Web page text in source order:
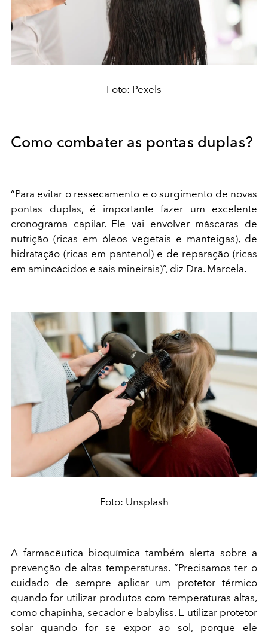
Foto: Pexels
Como combater as pontas duplas?
“Para evitar o ressecamento e o surgimento de novas
pontas duplas, é importante fazer um excelente
cronograma capilar. Ele vai envolver máscaras de
nutrição (ricas em óleos vegetais e manteigas), de
hidratação (ricas em pantenol) e de reparação (ricas
em aminoácidos e sais mineirais)”, diz Dra. Marcela.
Foto: Unsplash
A farmacêutica bioquímica também alerta sobre a
prevenção de altas temperaturas. “Precisamos ter o
cuidado de sempre aplicar um protetor térmico
quando for utilizar produtos com temperaturas altas,
como chapinha, secador e babyliss. E utilizar protetor
solar quando for se expor ao sol, porque ele